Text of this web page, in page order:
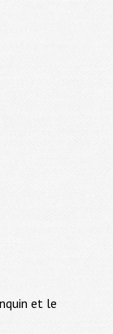
et le